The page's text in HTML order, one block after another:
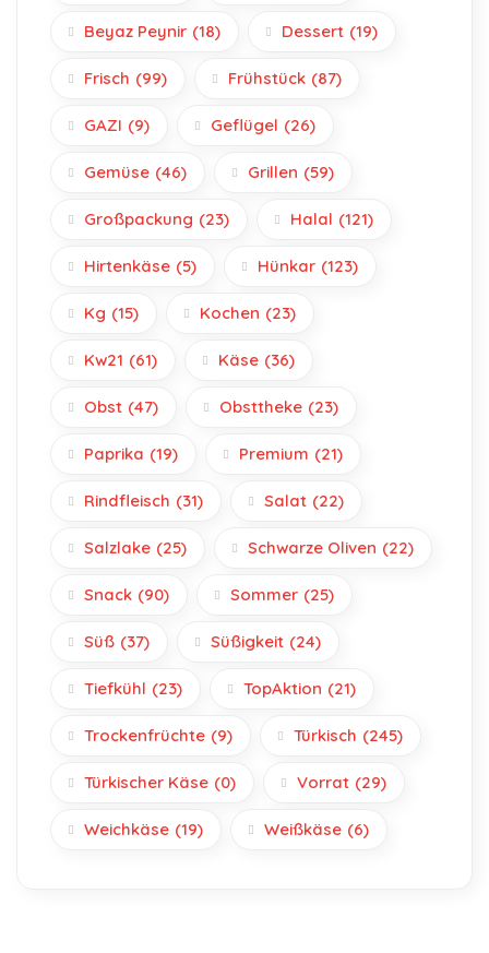
Beyaz Peynir (18) Dessert (19)
Frisch (99) Frühstück (87)
GAZI (9) Geflügel (26)
Gemüse (46) Grillen (59)
Großpackung (23) Halal (121)
Hirtenkäse (5) Hünkar (123)
Kg (15) Kochen (23)
Kw21 (61) Käse (36)
Obst (47) Obsttheke (23)
Paprika (19) Premium (21)
Rindfleisch (31) Salat (22)
Salzlake (25) Schwarze Oliven (22)
Snack (90) Sommer (25)
Süß (37) Süßigkeit (24)
Tiefkühl (23) TopAktion (21)
Trockenfrüchte (9) Türkisch (245)
Türkischer Käse (0) Vorrat (29)
Weichkäse (19) Weißkäse (6)